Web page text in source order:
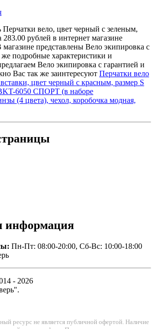
вело, цвет черный с зеленым,
283.00 рублей в интернет магазине
представлены Вело экипировка с
подробные характеристики и
Вело экипировка с гарантией и
Вас так же заинтересуют Перчатки вело
цвет черный с красным, размер S
6050 СПОРТ (в наборе
(4 цвета), чехол, коробочка модная,
информация
Пн-Пт: 08:00-20:00, Сб-Вс: 10:00-18:00
- 2026
ресурс не является публичной офертой. Наличие